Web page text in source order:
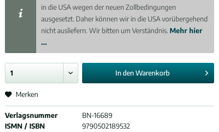
in die USA wegen der neuen Zollbedingungen
ausgesetzt. Daher können wir in die USA vorübergehend
nicht ausliefern. Wir bitten um Verständnis. Mehr hier
...
In denWarenkorb
Merken
Verlagsnummer
BN-16689
ISMN / ISBN
9790502189532